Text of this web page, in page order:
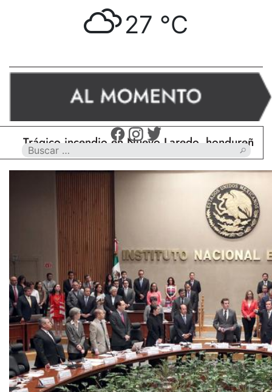
27 °C
incendio en Nuevo Laredo, hondureño muere